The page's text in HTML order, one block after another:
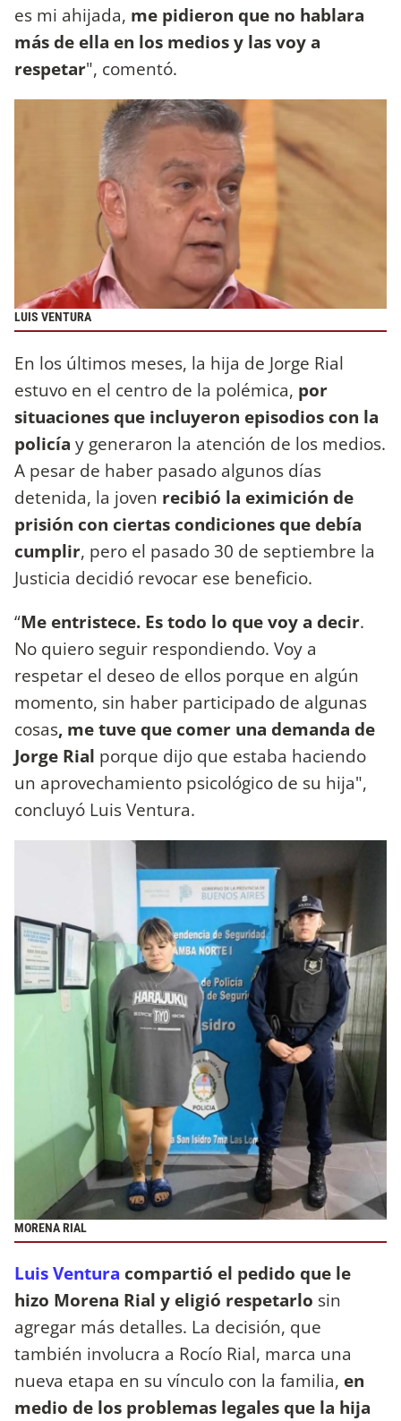
es mi ahijada, me pidieron que no hablara
más de ella en los medios y las voy a
respetar", comentó.
LUIS VENTURA
En los últimos meses, la hija de Jorge Rial
estuvo en el centro de la polémica, por
situaciones que incluyeron episodios con la
policía y generaron la atención de los medios.
A pesar de haber pasado algunos días
detenida, la joven recibió la eximición de
prisión con ciertas condiciones que debía
cumplir, pero el pasado 30 de septiembre la
Justicia decidió revocar ese beneficio.
“Me entristece. Es todo lo que voy a decir.
No quiero seguir respondiendo. Voy a
respetar el deseo de ellos porque en algún
momento, sin haber participado de algunas
cosas, me tuve que comer una demanda de
Jorge Rial porque dijo que estaba haciendo
un aprovechamiento psicológico de su hija",
concluyó Luis Ventura.
MORENA RIAL
Luis Ventura compartió el pedido que le
hizo Morena Rial y eligió respetarlo sin
agregar más detalles. La decisión, que
también involucra a Rocío Rial, marca una
nueva etapa en su vínculo con la familia, en
medio de los problemas legales que la hija